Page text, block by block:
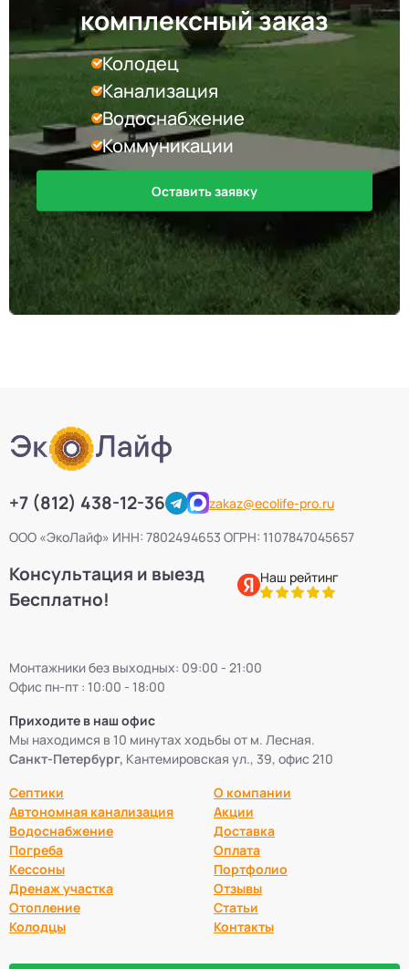
комплексный заказ
Колодец
Канализация
Водоснабжение
Коммуникации
Оставить заявку
+7 (812) 438-12-36
zakaz@ecolife-pro.ru
ООО «ЭкоЛайф» ИНН: 7802494653 ОГРН: 1107847045657
Консультация и выезд
Бесплатно!
Наш рейтинг
Монтажники без выходных: 09:00 - 21:00
Офис пн-пт : 10:00 - 18:00
Приходите в наш офис
Мы находимся в 10 минутах ходьбы от м. Лесная.
Санкт-Петербург, Кантемировская ул., 39, офис 210
Септики
Автономная канализация
Водоснабжение
Погреба
Кессоны
Дренаж участка
Отопление
Колодцы
О компании
Акции
Доставка
Оплата
Портфолио
Отзывы
Статьи
Контакты